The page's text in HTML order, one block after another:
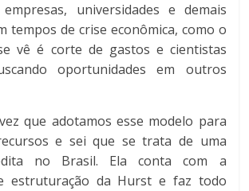
universidades e demais
tempos de crise econômica, como o
vê é corte de gastos e cientistas
oportunidades em outros
que adotamos esse modelo para
e sei que se trata de uma
no Brasil. Ela conta com a
estruturação da Hurst e faz todo